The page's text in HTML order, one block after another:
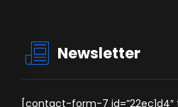
Newsletter
[contact-form-7 id=”22ec1d4″